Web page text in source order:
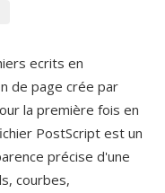
ecrits en
de page crée par
la première fois en
PostScript est un
précise d'une
courbes,